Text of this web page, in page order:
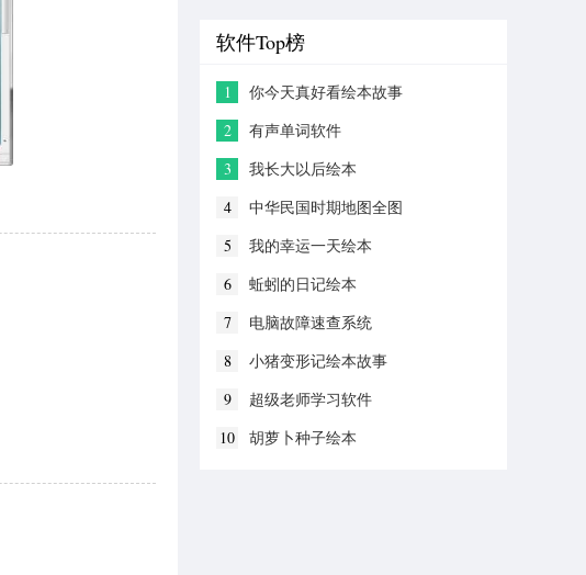
软件Top榜
1
你今天真好看绘本故事
2
有声单词软件
3
我长大以后绘本
4
中华民国时期地图全图
5
我的幸运一天绘本
6
蚯蚓的日记绘本
7
电脑故障速查系统
8
小猪变形记绘本故事
9
超级老师学习软件
10
胡萝卜种子绘本